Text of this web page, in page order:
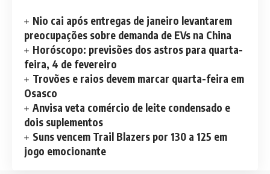
Nio cai após entregas de janeiro levantarem
preocupações sobre demanda de EVs na China
Horóscopo: previsões dos astros para quarta-
feira, 4 de fevereiro
Trovões e raios devem marcar quarta-feira em
Osasco
Anvisa veta comércio de leite condensado e
dois suplementos
Suns vencem Trail Blazers por 130 a 125 em
jogo emocionante